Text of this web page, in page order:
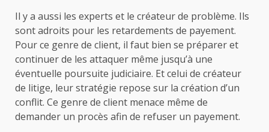
Il y a aussi les experts et le créateur de problème. Ils
sont adroits pour les retardements de payement.
Pour ce genre de client, il faut bien se préparer et
continuer de les attaquer même jusqu’à une
éventuelle poursuite judiciaire. Et celui de créateur
de litige, leur stratégie repose sur la création d’un
conflit. Ce genre de client menace même de
demander un procès afin de refuser un payement.